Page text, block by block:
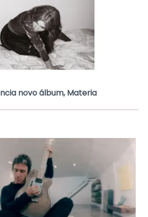
novo álbum, Materia